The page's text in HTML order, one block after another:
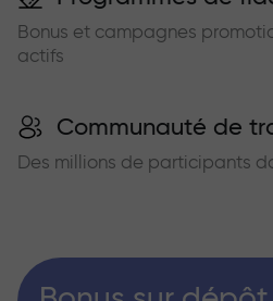
Bonus et campagnes
actifs
Communauté de
Des millions de participants